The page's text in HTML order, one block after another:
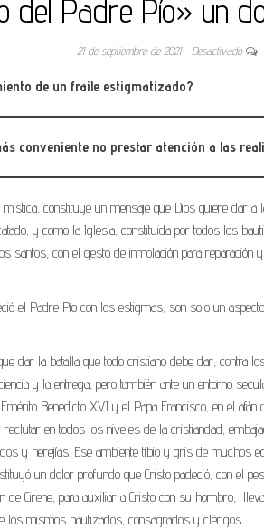
del Padre Pío» un
21 de septiembre de 2021 Desactivado
de un fraile estigmatizado?
conveniente no prestar atención a las
constituye un mensaje que Dios quiere dar
y como la Iglesia, constituida por todos los
santos, con el gesto de inmolación para
el Padre Pío con los estigmas, son solo un
dar la batalla que todo cristiano debe dar, contra
y la entrega, pero también ante un entorno
Benedicto XVI y el Papa Francisco, en el
en todos los niveles de la cristiandad,
y herejías. Ese ambiente tibio y gris de muchos
un dolor profundo que Cristo padeció, con el
Cirene, para auxiliar a Cristo con su hombro,
los mismos bautizados, consagrados y clérigos.